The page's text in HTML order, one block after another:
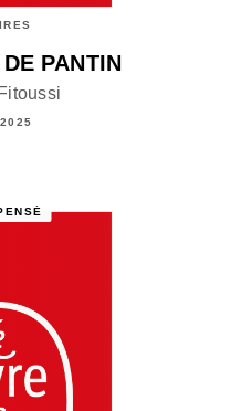
PANTIN